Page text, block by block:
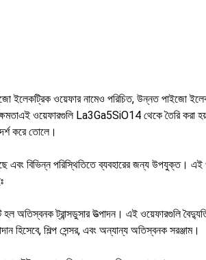
ইলেকট্রিক ওয়েফার নামেও পরিচিত, উন্নত পাইজো
ওয়েফারগুলি La3Ga5SiO14 থেকে তৈরি করা
করে তোলে।
এবং বিভিন্ন পরিস্থিতিতে ব্যবহারের জন্য উপযুক্ত। এই
হল অতিস্বনক ট্রান্সডুসার উত্পাদন। এই ওয়েফারগুলি
হিসেবে, শিল্প সেন্সর, এবং অন্যান্য অতিস্বনক সরঞ্জাম।